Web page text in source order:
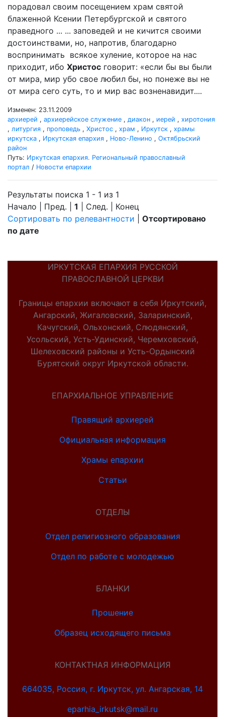
порадовал своим посещением храм святой
блаженной Ксении Петербургской и святого
праведного ... ... заповедей и не кичится своими
достоинствами, но, напротив, благодарно
воспринимать всякое хуление, которое на нас
приходит, ибо Христос говорит: «если бы вы были
от мира, мир убо свое любил бы, но понеже вы не
от мира сего суть, то и мир вас возненавидит....
Изменен: 23.11.2009
архиерей , архиерейское служение , диакон , иерей , хиротония
, литургия , проповедь , Христос , храм , Иркутск , храмы
иркутска , Иркутская епархия , Ново-Ленино , Октябрьский
район
Путь: Иркутская епархия. Региональный православный
портал / Новости епархии
Результаты поиска 1 - 1 из 1
Начало | Пред. | 1 | След. | Конец
Сортировать по релевантности
Отсортировано
по дате
ИРКУТСКАЯ ЕПАРХИЯ РУССКОЙ
ПРАВОСЛАВНОЙ ЦЕРКВИ
Границы епархии включают в себя Иркутский,
Ангарский, Жигаловский, Заларинский,
Качугский, Ольхонский, Слюдянский,
Усольский, Усть-Удинский, Черемховский,
Шелеховский районы и Усть-Ордынский
Бурятский округ Иркутской области.
ЕПАРХИАЛЬНОЕ УПРАВЛЕНИЕ
Правящий архиерей
Официальная информация
Храмы епархии
Статьи
ОТДЕЛЫ
Отдел религиозного образования
Отдел по работе с молодежью
БЛАНКИ
Прошение
Образец исходящего письма
КОНТАКТНАЯ ИНФОРМАЦИЯ
664035, Россия, г. Иркутск, ул. Ангарская, 14
eparhia_irkutsk@mail.ru